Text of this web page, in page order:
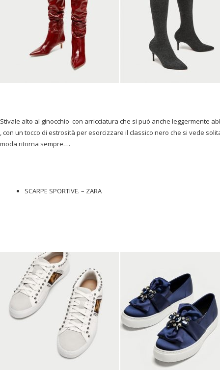
Stivale alto al ginocchio con arricciatura che si può anche leggermente
, con un tocco di estrosità per esorcizzare il classico nero che si vede
moda ritorna sempre….
SCARPE SPORTIVE. – ZARA